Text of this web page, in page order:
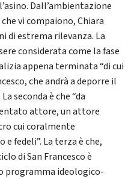
Dall’ambientazione
vi compaiono, Chiara
di estrema rilevanza. La
considerata come la fase
appena terminata “di cui
che andrà a deporre il
seconda è che “da
attore, un attore
cui coralmente
fedeli”. La terza è che,
di San Francesco è
programma ideologico-